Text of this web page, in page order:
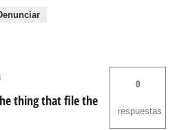
thing that file the
0
respuestas